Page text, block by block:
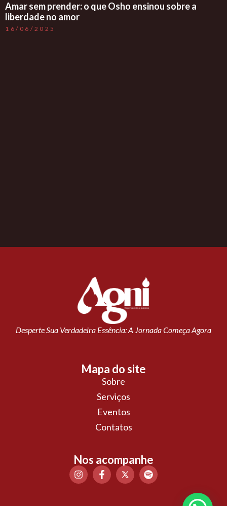
Amar sem prender: o que Osho ensinou sobre a
liberdade no amor
16/06/2025
Desperte Sua Verdadeira Essência: A Jornada Começa Agora
Mapa do site
Sobre
Serviços
Eventos
Contatos
Nos acompanhe